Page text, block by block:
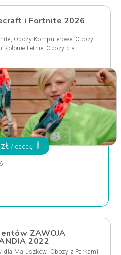
i Fortnite 2026
, Obozy Komputerowe, Obozy
Kolonie Letnie, Obozy dla
/ osobę
ZAWOJA
2022
dla Maluszków, Obozy z Parkami